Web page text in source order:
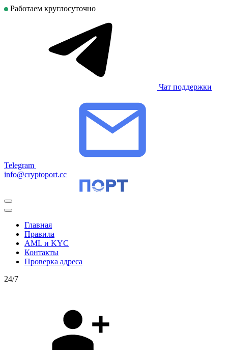
Работаем круглосуточно
Чат поддержки
Telegram
info@cryptoport.cc
Главная
Правила
AML и KYC
Контакты
Проверка адреса
24/7